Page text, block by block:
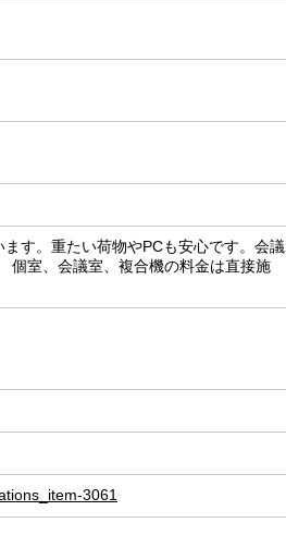
す。重たい荷物やPCも安心です。会議
個室、会議室、複合機の料金は直接施
3061